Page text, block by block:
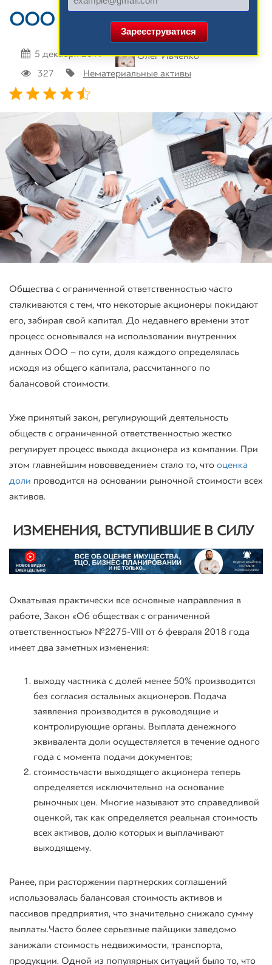
ООО
Олег Ивченко
5 декабря 2019
327
Нематериальные активы
Общества с ограниченной ответственностью часто
сталкиваются с тем, что некоторые акционеры покидают
его, забирая свой капитал. До недавнего времени этот
процесс основывался на использовании внутренних
данных ООО – по сути, доля каждого определялась
исходя из общего капитала, рассчитанного по
балансовой стоимости.
Уже принятый закон, регулирующий деятельность
обществ с ограниченной ответственностью жестко
регулирует процесс выхода акционера из компании. При
этом главнейшим нововведением стало то, что оценка
доли проводится на основании рыночной стоимости всех
активов.
ИЗМЕНЕНИЯ, ВСТУПИВШИЕ В СИЛУ
Охватывая практически все основные направления в
работе, Закон «Об обществах с ограниченной
ответственностью» №2275-VIII от 6 февраля 2018 года
имеет два заметных изменения:
выходу частника с долей менее 50% производится
без согласия остальных акционеров. Подача
заявления производится в руководящие и
контролирующие органы. Выплата денежного
эквивалента доли осуществляется в течение одного
года с момента подачи документов;
стоимостьчасти выходящего акционера теперь
определяется исключительно на основание
рыночных цен. Многие называют это справедливой
оценкой, так как определяется реальная стоимость
всех активов, долю которых и выплачивают
выходящему.
Ранее, при расторжении партнерских соглашений
использовалась балансовая стоимость активов и
пассивов предприятия, что значительно снижало сумму
выплаты. Часто более серьезные пайщики заведомо
занижали стоимость недвижимости, транспорта,
продукции. Одной из популярных ситуаций было то, что
Зареєструватися